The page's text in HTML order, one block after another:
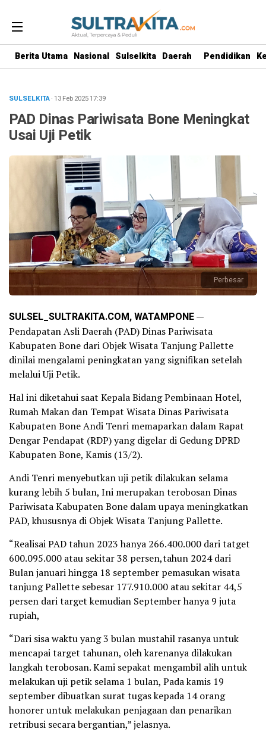
Berita Utama Nasional Sulselkita Daerah Pendidikan
SULSELKITA· 13 Feb 202517:39
PAD Dinas Pariwisata Bone Meningkat
Usai Uji Petik
Perbesar
SULSEL_SULTRAKITA.COM, WATAMPONE—
Pendapatan Asli Daerah (PAD) Dinas Pariwisata
Kabupaten Bone dari Objek Wisata Tanjung Pallette
dinilai mengalami peningkatan yang signifikan setelah
melalui Uji Petik.
Hal ini diketahui saat Kepala Bidang Pembinaan Hotel,
Rumah Makan dan Tempat Wisata Dinas Pariwisata
Kabupaten Bone Andi Tenri memaparkan dalam Rapat
Dengar Pendapat (RDP) yang digelar di Gedung DPRD
Kabupaten Bone, Kamis (13/2).
Andi Tenri menyebutkan uji petik dilakukan selama
kurang lebih 5 bulan, Ini merupakan terobosan Dinas
Pariwisata Kabupaten Bone dalam upaya meningkatkan
PAD, khususnya di Objek Wisata Tanjung Pallette.
“Realisai PAD tahun 2023 hanya 266.400.000 dari tatget
600.095.000 atau sekitar 38 persen,tahun 2024 dari
Bulan januari hingga 18 september pemasukan wisata
tanjung Pallette sebesar 177.910.000 atau sekitar 44,5
persen dari target kemudian September hanya 9 juta
rupiah,
“Dari sisa waktu yang 3 bulan mustahil rasanya untuk
mencapai target tahunan, oleh karenanya dilakukan
langkah terobosan. Kami sepakat mengambil alih untuk
melakukan uji petik selama 1 bulan, Pada kamis 19
september dibuatkan surat tugas kepada 14 orang
honorer untuk melakukan penjagaan dan penarikan
retribusi secara bergantian,” jelasnya.